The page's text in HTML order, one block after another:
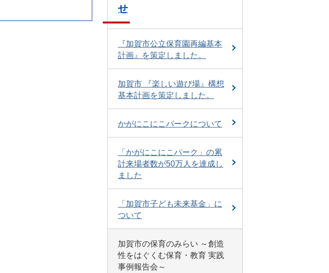
せ
『加賀市公立保育園再編基本
計画』を策定しました。
加賀市 『楽しい遊び場』構想
基本計画を策定しました。
かがにこにこパークについて
「かがにこにこパーク」の累
計来場者数が50万人を達成し
ました
「加賀市子ども未来基金」に
ついて
加賀市の保育のみらい ～創造
性をはぐくむ保育・教育 実践
事例報告会～